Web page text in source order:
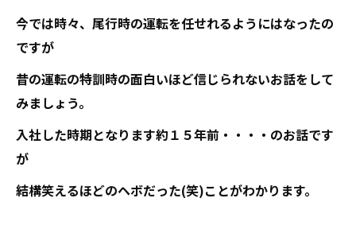
今では時々、尾行時の運転を任せれるようにはなったの
ですが
昔の運転の特訓時の面白いほど信じられないお話をして
みましょう。
入社した時期となります約１５年前・・・・のお話です
が
結構笑えるほどのヘボだった(笑)ことがわかります。